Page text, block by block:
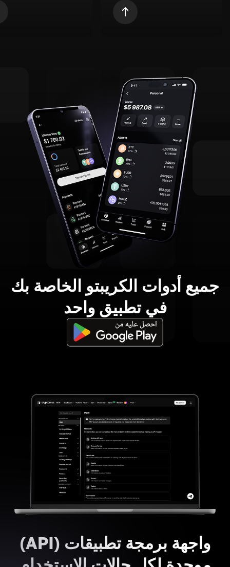
جميع أدوات الكريبتو الخاصة بك
في تطبيق واحد
واجهة برمجة تطبيقات (API)